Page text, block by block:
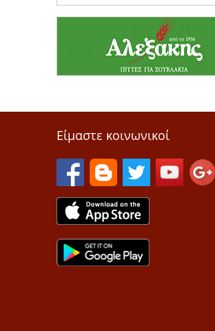
Είμαστε κοινωνικοί